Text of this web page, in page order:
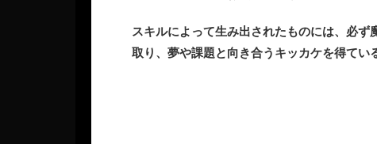
スキルによって生み出されたものには、必
取り、夢や課題と向き合うキッカケを得てい